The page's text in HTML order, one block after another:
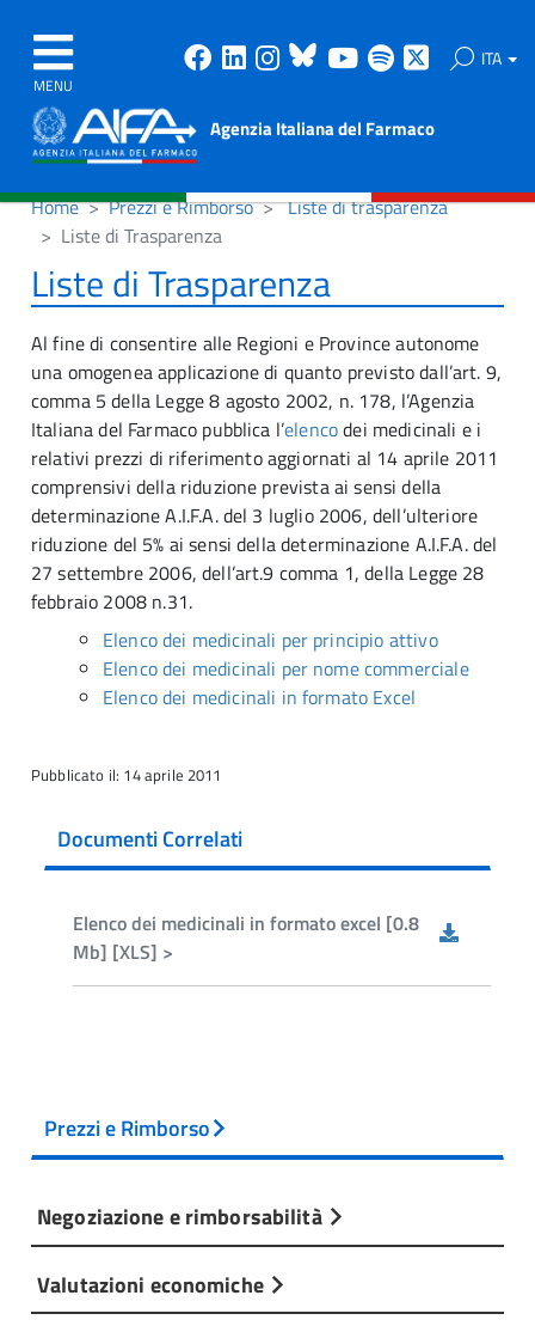
MENU
Facebook
Linkedin
Instagram
Bluesky
Youtube
Spotify ITA
Agenzia Italiana del Farmaco
Home Prezzi e Rimborso
Liste di trasparenza
Liste di Trasparenza
Liste di Trasparenza
Al fine di consentire alle Regioni e Province autonome
una omogenea applicazione di quanto previsto dall’art. 9,
comma 5 della Legge 8 agosto 2002, n. 178, l’Agenzia
Italiana del Farmaco pubblica l’elencodei medicinali e i
relativi prezzi di riferimento aggiornati al 14 aprile 2011
comprensivi della riduzione prevista ai sensi della
determinazione A.I.F.A. del 3 luglio 2006, dell’ulteriore
riduzione del 5% ai sensi della determinazione A.I.F.A. del
27 settembre 2006, dell’art.9 comma 1, della Legge 28
febbraio 2008 n.31.
Elenco dei medicinali per principio attivo
Elenco dei medicinali per nome commerciale
Elenco dei medicinali in formato Excel
Pubblicato il: 14 aprile 2011
Documenti Correlati
Elenco dei medicinali in formato excel [0.8
Mb] [XLS] >
Prezzi e Rimborso
Negoziazione e rimborsabilità
Valutazioni economiche